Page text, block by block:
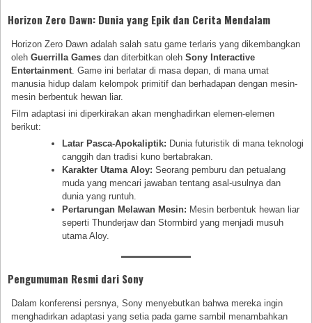
Horizon Zero Dawn: Dunia yang Epik dan Cerita Mendalam
Horizon Zero Dawn adalah salah satu game terlaris yang dikembangkan
olehGuerrilla Games dan diterbitkan olehSony Interactive
Entertainment . Game ini berlatar di masa depan, di mana umat
manusia hidup dalam kelompok primitif dan berhadapan dengan mesin-
mesin berbentuk hewan liar.
Film adaptasi ini diperkirakan akan menghadirkan elemen-elemen
berikut:
Latar Pasca-Apokaliptik: Dunia futuristik di mana teknologi
canggih dan tradisi kuno bertabrakan.
Karakter Utama Aloy: Seorang pemburu dan petualang
muda yang mencari jawaban tentang asal-usulnya dan
dunia yang runtuh.
Pertarungan Melawan Mesin: Mesin berbentuk hewan liar
seperti Thunderjaw dan Stormbird yang menjadi musuh
utama Aloy.
Pengumuman Resmi dari Sony
Dalam konferensi persnya, Sony menyebutkan bahwa mereka ingin
menghadirkan adaptasi yang setia pada game sambil menambahkan